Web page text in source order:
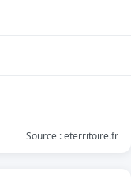
Source : eterritoire.fr